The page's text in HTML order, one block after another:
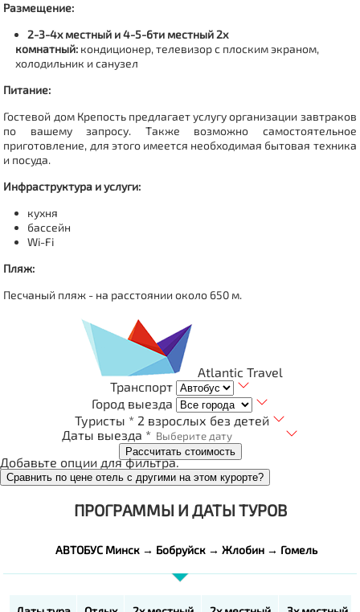
Размещение:
2-3-4х местный и 4-5-6ти местный 2х
комнатный: кондиционер, телевизор с плоским экраном,
холодильник и санузел
Питание:
Гостевой дом Крепость предлагает услугу организации завтраков
по вашему запросу. Также возможно самостоятельное
приготовление, для этого имеется необходимая бытовая техника
и посуда.
Инфраструктура и услуги:
кухня
бассейн
Wi-Fi
Пляж:
Песчаный пляж - на расстоянии около 650 м.
Atlantic Travel
Транспорт
Город выезда
Туристы * 2 взрослых без детей
Даты выезда *
Рассчитать стоимость
Добавьте опции для фильтра.
Сравнить по цене отель с другими на этом курорте?
ПРОГРАММЫ И ДАТЫ ТУРОВ
АВТОБУС Минск → Бобруйск → Жлобин → Гомель